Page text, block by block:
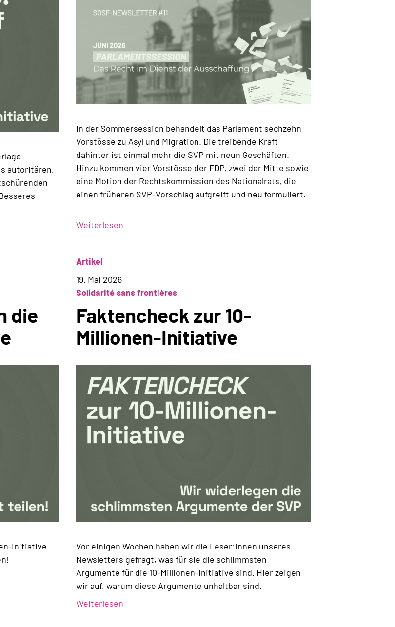
autoritären,
In der Sommersession behandelt das Parlament sechzehn
Vorstösse zu Asyl und Migration. Die treibende Kraft
dahinter ist einmal mehr die SVP mit neun Geschäften.
Hinzu kommen vier Vorstösse der FDP, zwei der Mitte sowie
eine Motion der Rechtskommission des Nationalrats, die
einen früheren SVP-Vorschlag aufgreift und neu formuliert.
Weiterlesen
die
Initiative
Artikel
19. Mai 2026
Solidarité sans frontières
Faktencheck zur 10-
Millionen-Initiative
Vor einigen Wochen haben wir die Leser:innen unseres
Newsletters gefragt, was für sie die schlimmsten
Argumente für die 10-Millionen-Initiative sind. Hier zeigen
wir auf, warum diese Argumente unhaltbar sind.
Weiterlesen